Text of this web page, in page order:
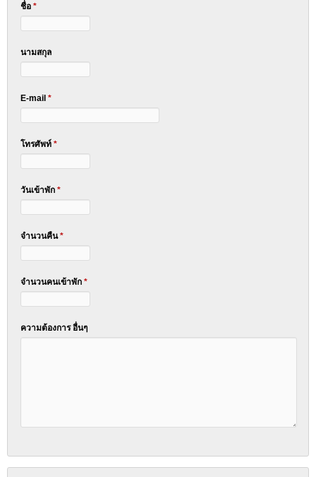
ชื่อ *
นามสกุล
E-mail *
โทรศัพท์ *
วันเข้าพัก *
จำนวนคืน*
จำนวนคนเข้าพัก *
ความต้องการ อื่นๆ